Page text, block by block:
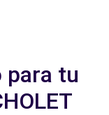
para tu